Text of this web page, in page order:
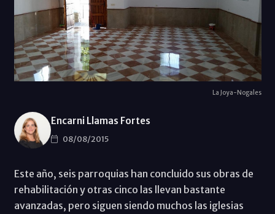
La Joya-Nogales
Encarni Llamas Fortes
08/08/2015
Este año, seis parroquias han concluido sus obras de
rehabilitación y otras cinco las llevan bastante
avanzadas, pero siguen siendo muchos las iglesias